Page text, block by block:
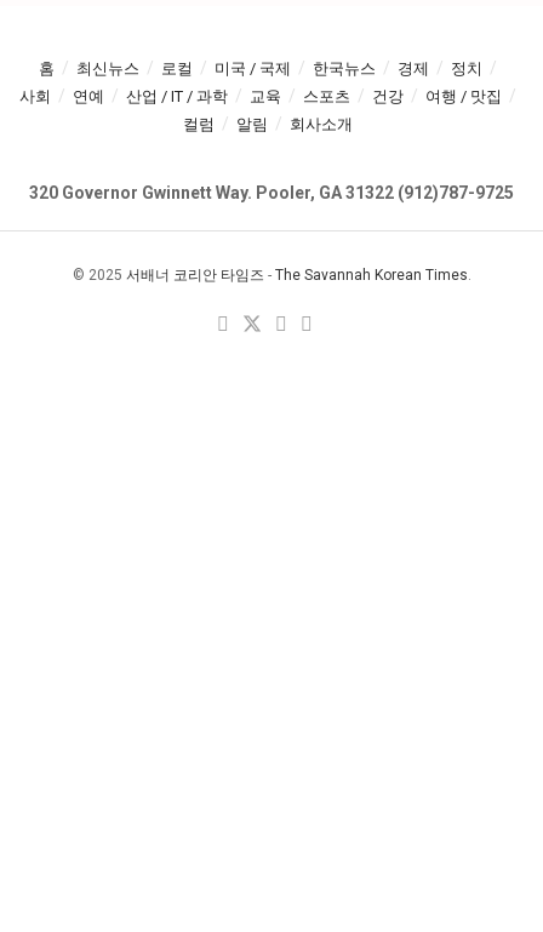
홈 최신뉴스 로컬 미국 / 국제 한국뉴스 경제
정치
사회
연예 산업 / IT / 과학 교육 스포츠 건강
여행 / 맛집
컬럼
알림 회사소개
320 Governor Gwinnett Way. Pooler, GA 31322 (912)787-9725
© 2025 서배너 코리안 타임즈 - The Savannah Korean Times.